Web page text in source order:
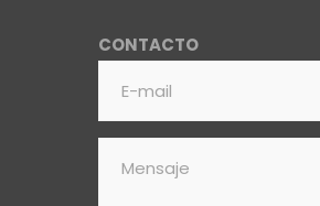
CONTACTO